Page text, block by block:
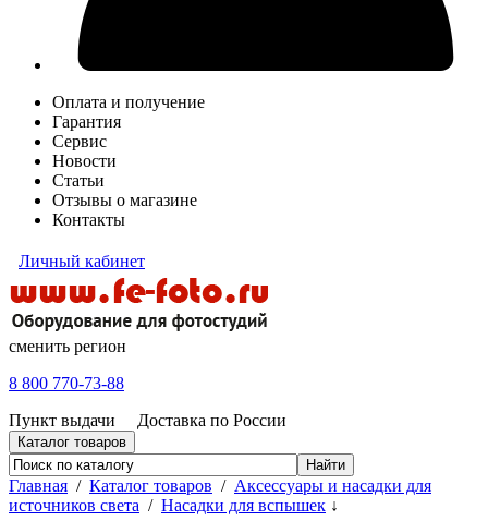
Оплата и получение
Гарантия
Сервис
Новости
Статьи
Отзывы о магазине
Контакты
Личный кабинет
сменить регион
8 800 770-73-88
Пункт выдачи
Доставка по России
Каталог товаров
Главная / Каталог товаров / Аксессуары и насадки для
источников света / Насадки для вспышек ↓